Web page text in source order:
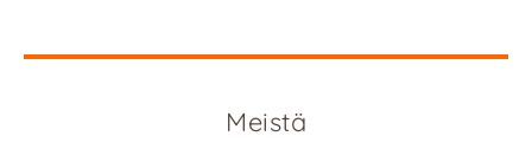
Meistä